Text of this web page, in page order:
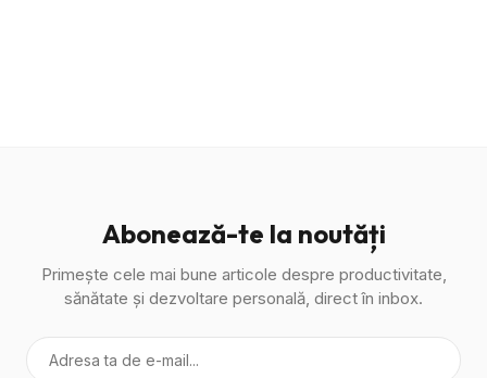
Abonează-te la noutăți
Primește cele mai bune articole despre productivitate,
sănătate și dezvoltare personală, direct în inbox.